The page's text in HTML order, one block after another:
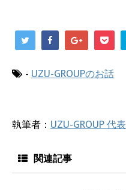
- UZU-GROUPのお話
執筆者： UZU-GROUP 代表
関連記事